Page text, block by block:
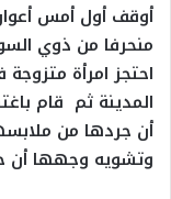
أوقف أول أمس أعوان
منحرفا من ذوي
احتجز امرأة
المدينة ثم قام
أن جردها من
وتشويه وجهها أن